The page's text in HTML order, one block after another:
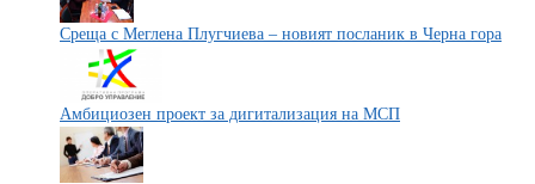
Среща с Меглена Плугчиева – новият посланик в Черна гора
Амбициозен проект за дигитализация на МСП